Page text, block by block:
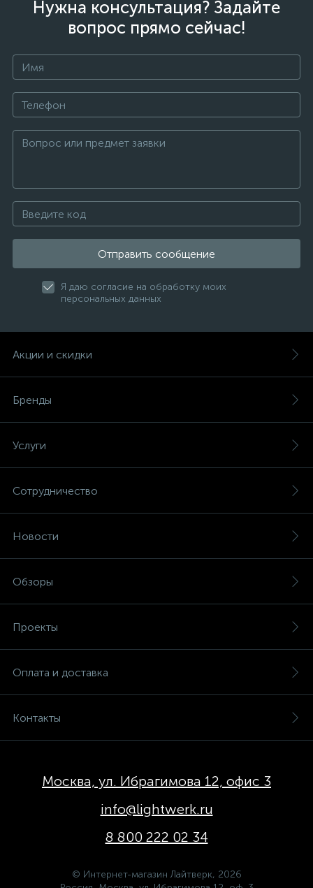
Нужна консультация? Задайте
вопрос прямо сейчас!
Отправить сообщение
Я даю согласие на обработку моих
персональных данных
Акции и скидки
Бренды
Услуги
Сотрудничество
Новости
Обзоры
Проекты
Оплата и доставка
Контакты
Москва, ул. Ибрагимова 12, офис 3
info@lightwerk.ru
8 800 222 02 34
© Интернет-магазин Лайтверк, 2026